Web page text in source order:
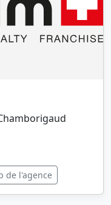
de l'agence